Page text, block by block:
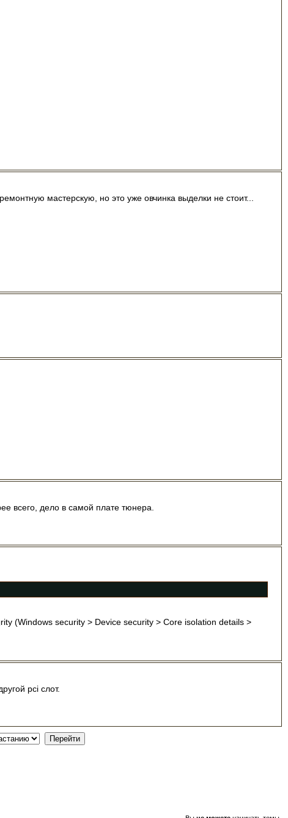
мастерскую, но это уже овчинка выделки не стоит...
всего, дело в самой плате тюнера.
(Windows security > Device security > Core isolation details >
pci слот.